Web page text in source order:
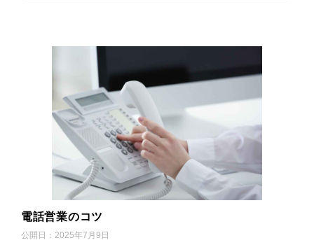
電話営業のコツ
公開日： 2025年7月9日